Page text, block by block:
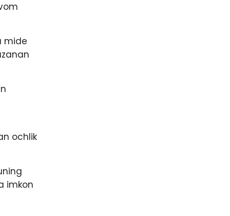
mide
ochlik
imkon